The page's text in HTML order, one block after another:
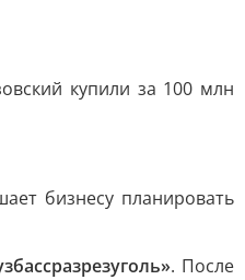
купили за 100 млн
бизнесу планировать
. После